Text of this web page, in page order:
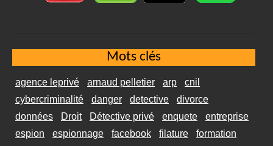
Mots clés
agence leprivé arnaud pelletier arp
cnil
cybercriminalité
danger detective
divorce
données
Droit Détective privé enquete
entreprise
espion
espionnage facebook filature
formation